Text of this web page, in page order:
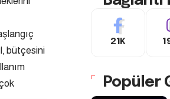
bütçesini
21K
Popüler